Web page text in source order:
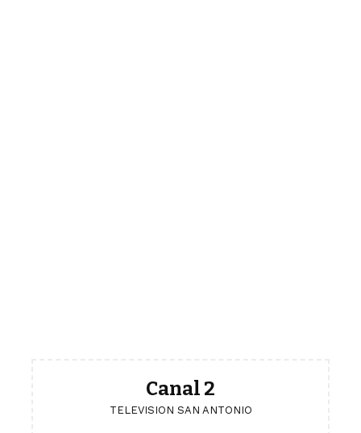
Canal 2
TELEVISION SAN ANTONIO